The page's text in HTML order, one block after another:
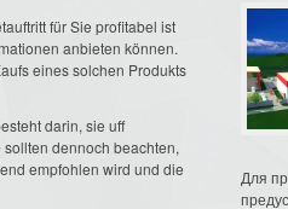
für Sie profitabel ist
anbieten können.
eines solchen Produkts
darin, sie uff
dennoch beachten,
empfohlen wird und die
Для